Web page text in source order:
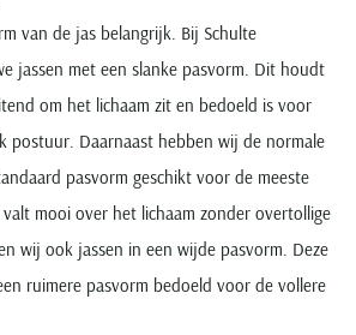
van de jas belangrijk. Bij Schulte
jassen met een slanke pasvorm. Dit houdt
om het lichaam zit en bedoeld is voor
postuur. Daarnaast hebben wij de normale
pasvorm geschikt voor de meeste
mooi over het lichaam zonder overtollige
wij ook jassen in een wijde pasvorm. Deze
ruimere pasvorm bedoeld voor de vollere